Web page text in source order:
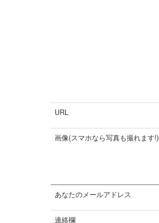
URL
画像(スマホなら写真も撮れます!)
あなたのメールアドレス
連絡欄